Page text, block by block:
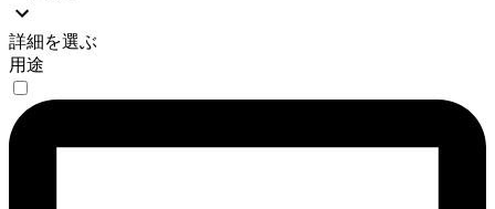
詳細を選ぶ
用途